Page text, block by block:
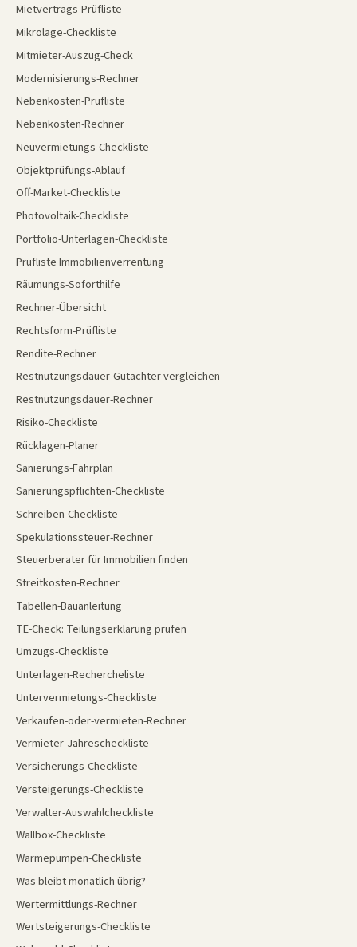
Mietvertrags-Prüfliste
Mikrolage-Checkliste
Mitmieter-Auszug-Check
Modernisierungs-Rechner
Nebenkosten-Prüfliste
Nebenkosten-Rechner
Neuvermietungs-Checkliste
Objektprüfungs-Ablauf
Off-Market-Checkliste
Photovoltaik-Checkliste
Portfolio-Unterlagen-Checkliste
Prüfliste Immobilienverrentung
Räumungs-Soforthilfe
Rechner-Übersicht
Rechtsform-Prüfliste
Rendite-Rechner
Restnutzungsdauer-Gutachter vergleichen
Restnutzungsdauer-Rechner
Risiko-Checkliste
Rücklagen-Planer
Sanierungs-Fahrplan
Sanierungspflichten-Checkliste
Schreiben-Checkliste
Spekulationssteuer-Rechner
Steuerberater für Immobilien finden
Streitkosten-Rechner
Tabellen-Bauanleitung
TE-Check: Teilungserklärung prüfen
Umzugs-Checkliste
Unterlagen-Rechercheliste
Untervermietungs-Checkliste
Verkaufen-oder-vermieten-Rechner
Vermieter-Jahrescheckliste
Versicherungs-Checkliste
Versteigerungs-Checkliste
Verwalter-Auswahlcheckliste
Wallbox-Checkliste
Wärmepumpen-Checkliste
Was bleibt monatlich übrig?
Wertermittlungs-Rechner
Wertsteigerungs-Checkliste